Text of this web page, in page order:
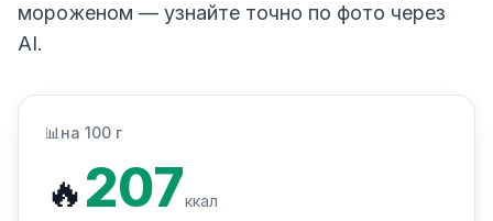
мороженом — узнайте точно по фото через
AI.
📊 на 100 г
🔥207ккал